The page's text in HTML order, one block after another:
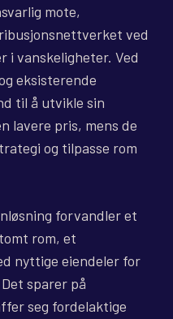
mote,
ved
i vanskeligheter. Ved
eksisterende
til å utvikle sin
lavere pris, mens de
og tilpasse rom
forvandler et
rom, et
nyttige eiendeler for
sparer på
seg fordelaktige